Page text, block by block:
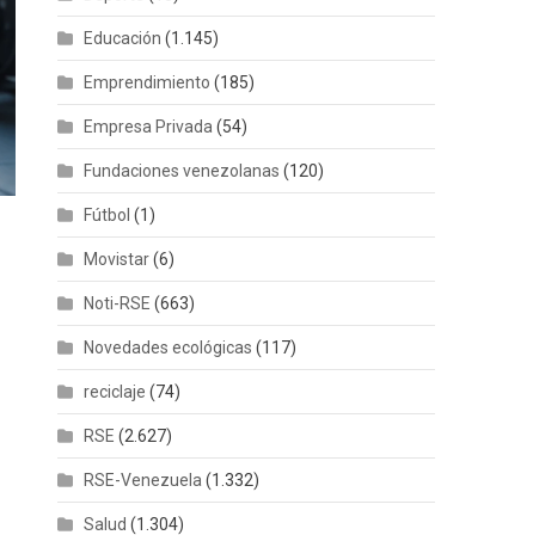
Educación (1.145)
Emprendimiento (185)
Empresa Privada (54)
Fundaciones venezolanas (120)
Fútbol (1)
Movistar(6)
Noti-RSE (663)
Novedades ecológicas (117)
reciclaje (74)
RSE (2.627)
RSE-Venezuela (1.332)
Salud (1.304)